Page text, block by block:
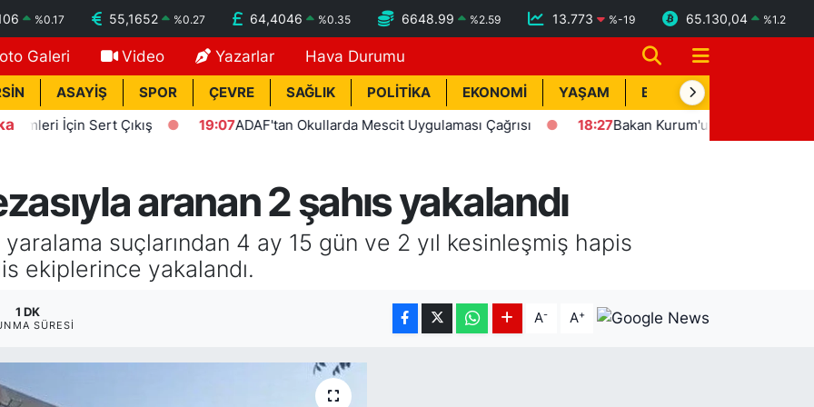
%0.17 55,1652 %0.27 64,4046 %0.35 6648.99 %2.59 13.773 %-19 65.130,04 %1.2
Galeri Video Yazarlar Hava Durumu
ASAYİŞ SPOR ÇEVRE SAĞLIK POLİTİKA EKONOMİ YAŞAM BİK İLAN
İçin Sert Çıkış 19:07 ADAF'tan Okullarda Mescit Uygulaması Çağrısı 18:27 Bakan Kurum'un katılımıyla
aranan 2 şahıs yakalandı
suçlarından 4 ay 15 gün ve 2 yıl kesinleşmiş hapis
ekiplerince yakalandı.
1 DK
SÜRESI A- A+